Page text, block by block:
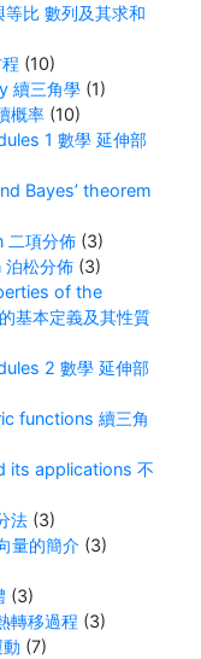
比 數列及其求和
(10)
續三角學 (1)
概率 (10)
1 數學 延伸部
Bayes’ theorem
項分佈 (3)
松分佈 (3)
of the
基本定義及其性質
2 數學 延伸部
functions 續三角
its applications 不
法 (3)
量的簡介 (3)
(3)
轉移過程 (3)
(7)